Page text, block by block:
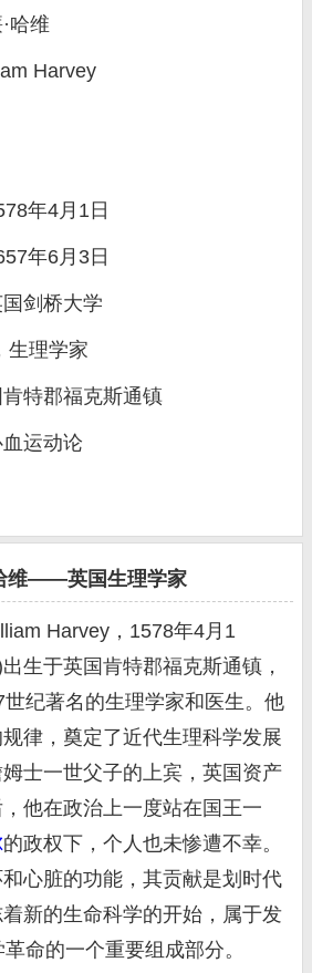
维
Harvey
年4月1日
年6月3日
剑桥大学
理学家
特郡福克斯通镇
运动论
维——英国生理学家
Harvey，1578年4月1
生于英国肯特郡福克斯通镇，
纪著名的生理学家和医生。他
律，奠定了近代生理科学发展
士一世父子的上宾，英国资产
他在政治上一度站在国王一
的政权下，个人也未惨遭不幸。
心脏的功能，其贡献是划时代
新的生命科学的开始，属于发
命的一个重要组成部分。